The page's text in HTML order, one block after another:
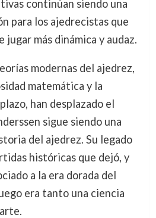
continúan siendo una
para los ajedrecistas que
jugar más dinámica y audaz.
modernas del ajedrez,
matemática y la
han desplazado el
sigue siendo una
del ajedrez. Su legado
históricas que dejó, y
a la era dorada del
era tanto una ciencia